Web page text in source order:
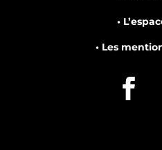
•
• Les